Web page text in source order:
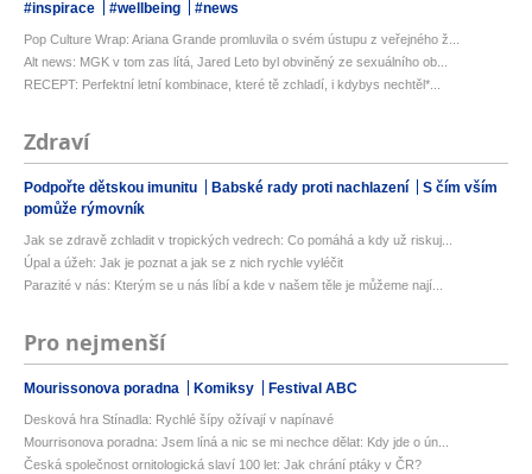
#inspirace #wellbeing #news
Pop Culture Wrap: Ariana Grande promluvila o svém ústupu z veřejného ž...
Alt news: MGK v tom zas lítá, Jared Leto byl obviněný ze sexuálního ob...
RECEPT: Perfektní letní kombinace, které tě zchladí, i kdybys nechtěl*...
Zdraví
Podpořte dětskou imunitu Babské rady proti nachlazení
S čím vším
pomůže rýmovník
Jak se zdravě zchladit v tropických vedrech: Co pomáhá a kdy už riskuj...
Úpal a úžeh: Jak je poznat a jak se z nich rychle vyléčit
Parazité v nás: Kterým se u nás líbí a kde v našem těle je můžeme nají...
Pro nejmenší
Mourissonova poradna Komiksy Festival ABC
Desková hra Stínadla: Rychlé šípy ožívají v napínavé
Mourrisonova poradna: Jsem líná a nic se mi nechce dělat: Kdy jde o ún...
Česká společnost ornitologická slaví 100 let: Jak chrání ptáky v ČR?